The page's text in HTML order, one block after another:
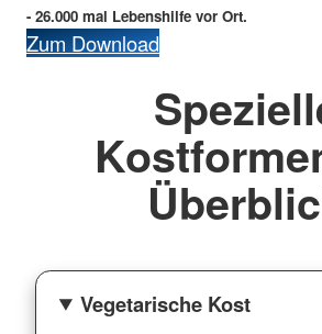
- 26.000 mal Lebenshilfe vor Ort.
Zum Download
Vegetarische Kost